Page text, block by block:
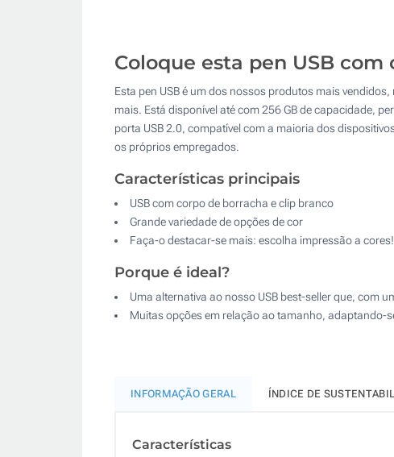
Coloque esta pen USB
Esta pen USB é um dos nossos produtos mais
mais. Está disponível até com 256 GB de capacidade,
porta USB 2.0, compatível com a maioria dos
os próprios empregados.
Características principais
USB com corpo de borracha e clip branco
Grande variedade de opções de cor
Faça-o destacar-se mais: escolha impressão a cores!
Porque é ideal?
Uma alternativa ao nosso USB best-seller que, com
Muitas opções em relação ao tamanho, adaptando-
INFORMAÇÃO GERAL ÍNDICE DE
Características